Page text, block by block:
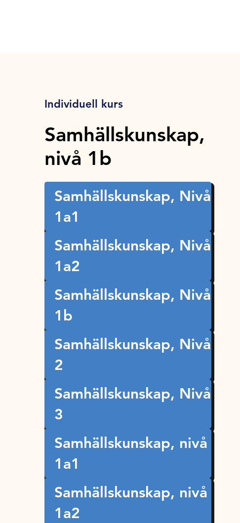
Individuell kurs
Samhällskunskap,
nivå 1b
Samhällskunskap, Nivå
1a1
Samhällskunskap, Nivå
1a2
Samhällskunskap, Nivå
1b
Samhällskunskap, Nivå
2
Samhällskunskap, Nivå
3
Samhällskunskap, nivå
1a1
Samhällskunskap, nivå
1a2